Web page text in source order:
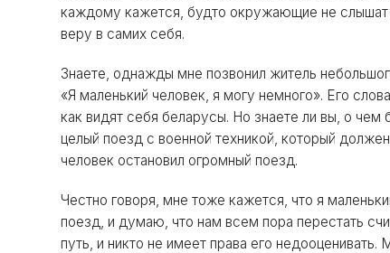
каждому кажется, будто окружающие не слышат
веру в самих себя.
Знаете, однажды мне позвонил житель
«Я маленький человек, я могу немного». Его
как видят себя беларусы. Но знаете ли вы, о чем
целый поезд с военной техникой, который
человек остановил огромный поезд.
Честно говоря, мне тоже кажется, что я
поезд, и думаю, что нам всем пора перестать
путь, и никто не имеет права его